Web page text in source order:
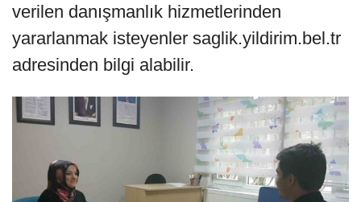
verilen danışmanlık hizmetlerinden
yararlanmak isteyenler saglik.yildirim.bel.tr
adresinden bilgi alabilir.